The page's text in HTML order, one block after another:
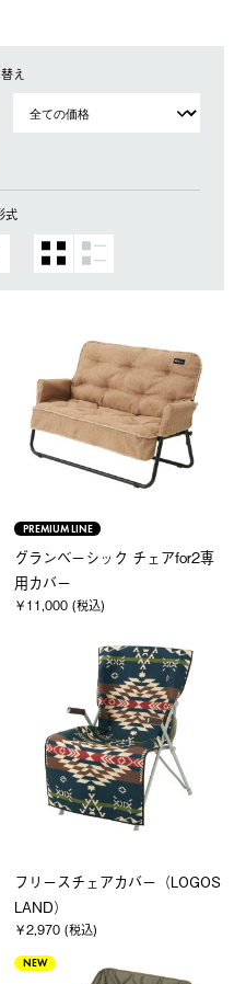
え
式
PREMIUM LINE
グランベーシック チェアfor2専
用カバー
￥11,000 (税込)
フリースチェアカバー（LOGOS
LAND）
￥2,970 (税込)
NEW